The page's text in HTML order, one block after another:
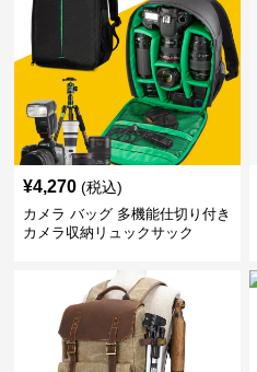
¥4,270 (税込)
カメラ バッグ 多機能仕切り付き
カメラ収納リュックサック